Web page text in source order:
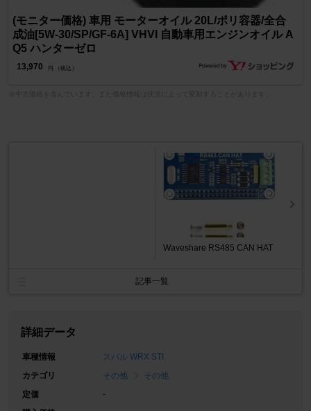
(モニター価格) 車用 モーターオイル 20L/ポリ容器/全合
成油[5W-30/SP/GF-6A] VHVI 自動車用エンジンオイル A
Q5 ハンターゼロ
13,970 円 （税込）
Waveshare RS485 CAN HAT
記事一覧
詳細データ
車種情報
スバル WRX STI
カテゴリ
その他
その他
定価
-